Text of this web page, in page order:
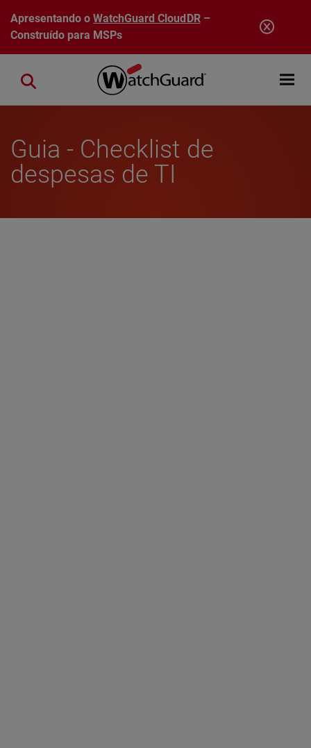
Pular para o conteúdo principal
Apresentando oWatchGuard CloudDR–
Construído para MSPs
Open
Close search
Guia - Checklist de
despesas de TI